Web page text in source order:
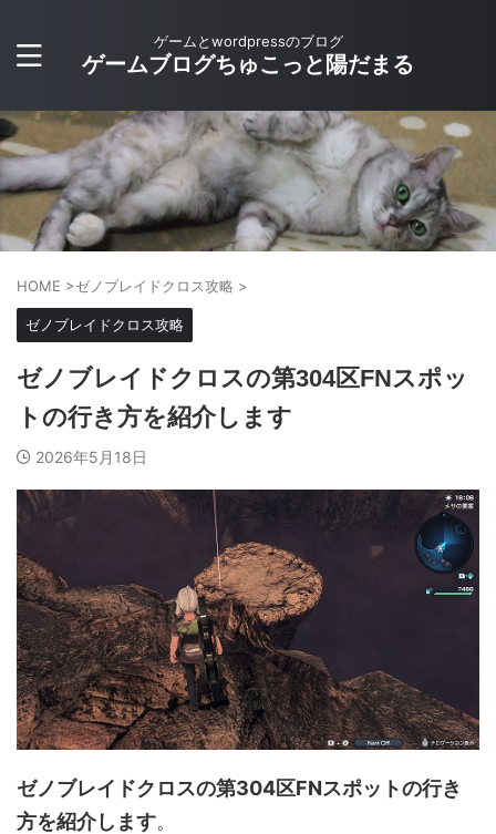
ゲームとwordpressのブログ
ゲームブログちゅこっと陽だまる
HOME >ゼノブレイドクロス攻略 >
ゼノブレイドクロス攻略
ゼノブレイドクロスの第304区FNスポッ
トの行き方を紹介します
2026年5月18日
ゼノブレイドクロスの第304区FNスポットの行き
方を紹介します。